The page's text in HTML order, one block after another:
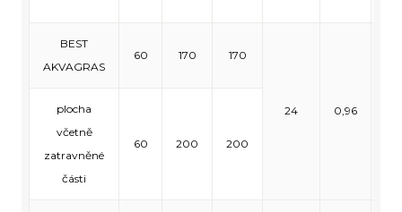
BEST
AKVAGRAS
60 170 170
24 0,96
plocha
včetně
zatravněné
části
60 200 200